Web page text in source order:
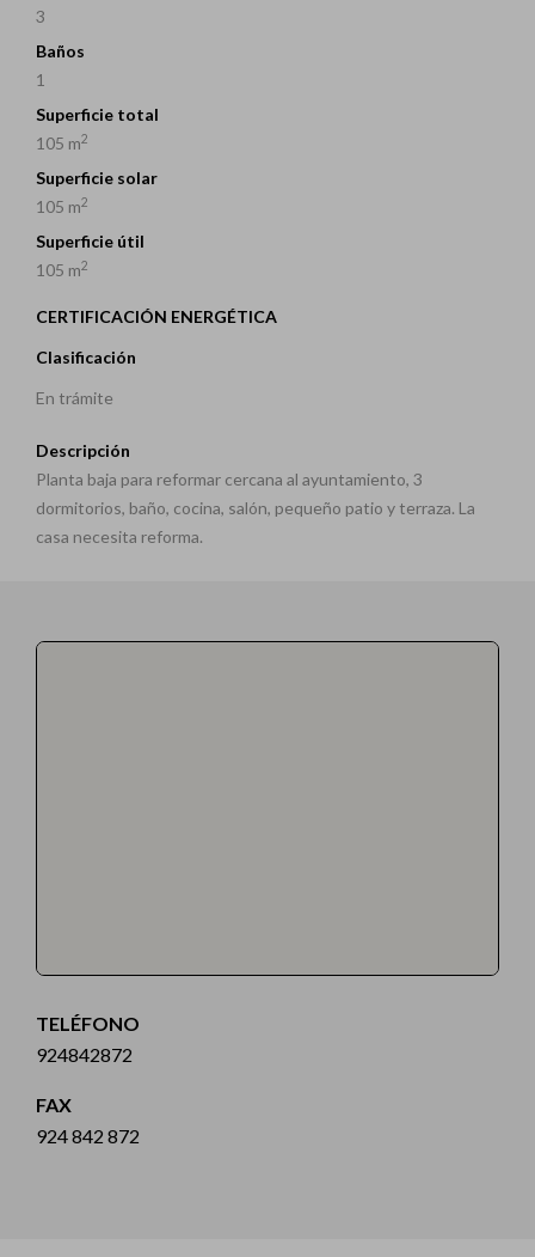
3
Baños
1
Superficie total
105 m2
Superficie solar
105 m2
Superficie útil
105 m2
CERTIFICACIÓN ENERGÉTICA
Clasificación
En trámite
Descripción
Planta baja para reformar cercana al ayuntamiento, 3
dormitorios, baño, cocina, salón, pequeño patio y terraza. La
casa necesita reforma.
TELÉFONO
924842872
FAX
924 842 872